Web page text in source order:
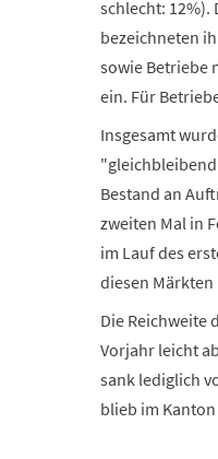
schlecht: 12%).
bezeichneten
sowie Betriebe
ein. Für
Insgesamt
Bestand an
zweiten Mal in
im Lauf des
diesen
Die Reichweite
Vorjahr leicht
sank lediglich
blieb im